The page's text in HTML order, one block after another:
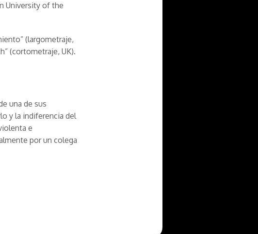
University of the
(largometraje,
(cortometraje, UK).
una de sus
y la indiferencia del
e
por un colega